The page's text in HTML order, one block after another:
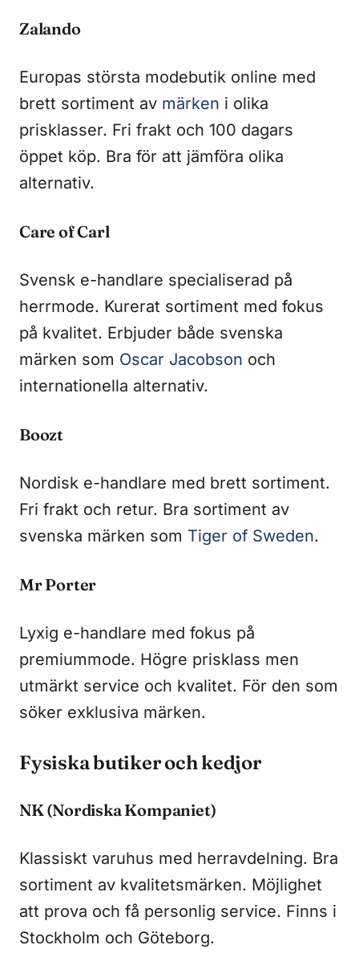
Zalando
Europas största modebutik online med
brett sortiment av märken i olika
prisklasser. Fri frakt och 100 dagars
öppet köp. Bra för att jämföra olika
alternativ.
Care of Carl
Svensk e-handlare specialiserad på
herrmode. Kurerat sortiment med fokus
på kvalitet. Erbjuder både svenska
märken som Oscar Jacobson och
internationella alternativ.
Boozt
Nordisk e-handlare med brett sortiment.
Fri frakt och retur. Bra sortiment av
svenska märken som Tiger of Sweden.
Mr Porter
Lyxig e-handlare med fokus på
premiummode. Högre prisklass men
utmärkt service och kvalitet. För den som
söker exklusiva märken.
Fysiska butiker och kedjor
NK (Nordiska Kompaniet)
Klassiskt varuhus med herravdelning. Bra
sortiment av kvalitetsmärken. Möjlighet
att prova och få personlig service. Finns i
Stockholm och Göteborg.